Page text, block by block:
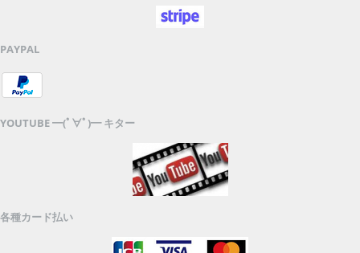
PAYPAL
YOUTUBE ━(ﾟ∀ﾟ)━ キター
各種カード払い